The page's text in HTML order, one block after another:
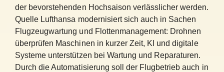
der bevorstehenden Hochsaison verlässlicher werden.
Quelle Lufthansa modernisiert sich auch in Sachen
Flugzeugwartung und Flottenmanagement: Drohnen
überprüfen Maschinen in kurzer Zeit, KI und digitale
Systeme unterstützen bei Wartung und Reparaturen.
Durch die Automatisierung soll der Flugbetrieb auch in